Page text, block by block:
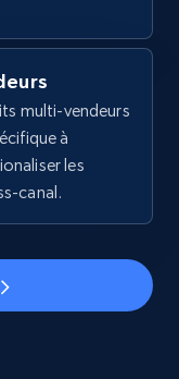
and
multi-vendeurs
à
les
canal.